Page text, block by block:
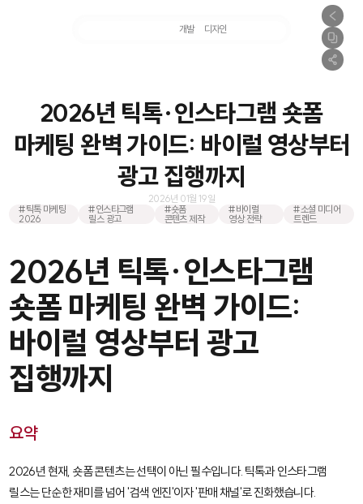
개발 디자인
2026년 틱톡·인스타그램 숏폼
마케팅 완벽 가이드: 바이럴 영상부터
광고 집행까지
2026년 01월 19일
#틱톡 마케팅
2026
#인스타그램
릴스 광고
#숏폼
콘텐츠 제작
#바이럴
영상 전략
#소셜 미디어
트렌드
2026년 틱톡·인스타그램
숏폼 마케팅 완벽 가이드:
바이럴 영상부터 광고
집행까지
요약
2026년 현재, 숏폼 콘텐츠는 선택이 아닌 필수입니다. 틱톡과 인스타그램
릴스는 단순한 재미를 넘어 '검색 엔진'이자 '판매 채널'로 진화했습니다.